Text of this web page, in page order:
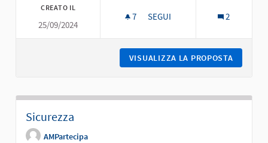
CREATO IL
25/09/2024
7 7 SOSTENITORI
SEGUI 2
VISUALIZZA LA PROPOSTA
Sicurezza
AMPartecipa